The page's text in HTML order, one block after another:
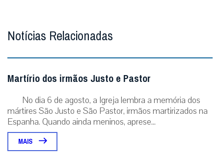
Notícias Relacionadas
Martírio dos irmãos Justo e Pastor
No dia 6 de agosto, a Igreja lembra a memória dos
mártires São Justo e São Pastor, irmãos martirizados na
Espanha. Quando ainda meninos, aprese...
MAIS